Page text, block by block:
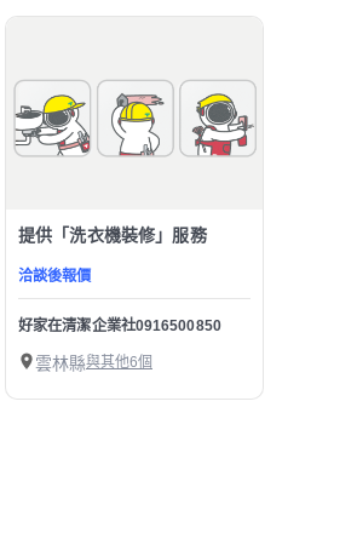
提供「洗衣機裝修」服務
洽談後報價
好家在清潔企業社0916500850
雲林縣與其他6個